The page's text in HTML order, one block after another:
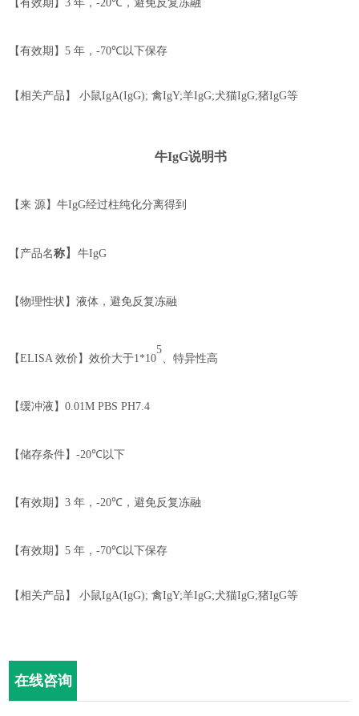
【有效期】3年，-20℃ ，避免反复冻融
【有效期】5年，-70℃以下保存
【相关产品】 小鼠IgA(IgG); 禽IgY;羊IgG;犬猫IgG;猪IgG等
牛IgG说明书
【来 源】牛IgG经过柱纯化分离得到
【 产品名称 】牛IgG
【物理性状】液体，避免反复冻融
【ELISA效价】效价大于1*10
5
、特异性高
【缓冲液】0.01M PBS PH7.4
【储存条件】-20℃以下
【有效期】3年，-20℃ ，避免反复冻融
【有效期】5年，-70℃以下保存
【相关产品】 小鼠IgA(IgG); 禽IgY;羊IgG;犬猫IgG;猪IgG等
在线咨询